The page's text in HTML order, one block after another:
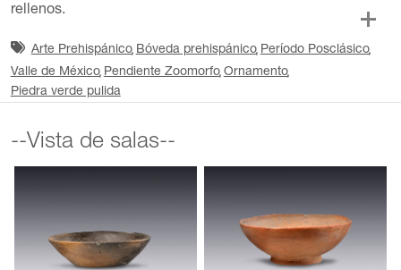
rellenos.
Arte Prehispánico Bóveda prehispánico Período Posclásico
Valle de México Pendiente Zoomorfo Ornamento
Piedra verde pulida
--Vista de salas--